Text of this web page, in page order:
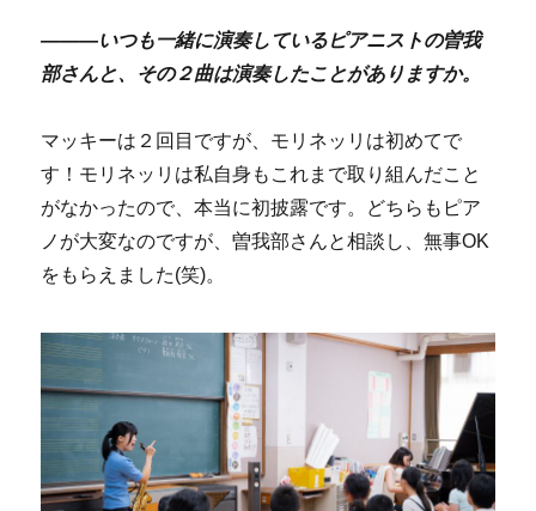
―――いつも一緒に演奏しているピアニストの曽我
部さんと、その２曲は演奏したことがありますか。
マッキーは２回目ですが、モリネッリは初めてで
す！モリネッリは私自身もこれまで取り組んだこと
がなかったので、本当に初披露です。どちらもピア
ノが大変なのですが、曽我部さんと相談し、無事OK
をもらえました(笑)。